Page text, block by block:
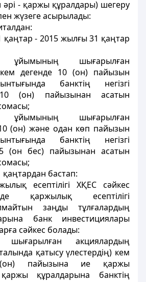
- қаржы құралдары) шегеру
жүзеге асырылады:
- 2015 жылғы 31 қаңтар
ұйымының шығарылған
дегенде 10 (он) пайызын
банктің негізгі
(он) пайызынан асатын
ұйымының шығарылған
(он) және одан көп пайызын
банктің негізгі
(он бес) пайызынан асатын
бастап:
есептілігі ХҚЕС сәйкес
қаржылық есептілігі
заңды тұлғалардың
банк инвестициялары
сәйкес болады:
акциялардың
қатысу үлестердің) кем
пайызына ие қаржы
құралдарына банктің